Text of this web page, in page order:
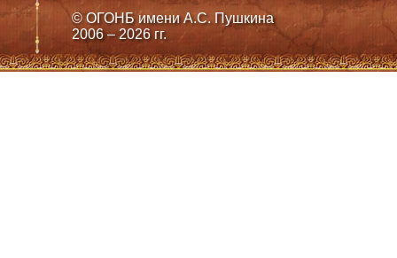
© ОГОНБ имени А.С. Пушкина
2006 – 2026 гг.